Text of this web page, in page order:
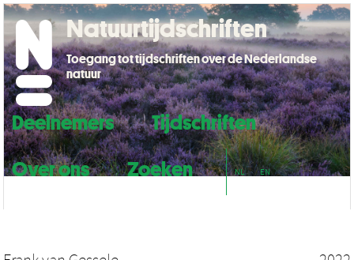
Deelnemers
Tijdschriften
Over ons
Zoeken NL EN
Natuurtijdschriften
Toegang tot tijdschriften over de Nederlandse
natuur